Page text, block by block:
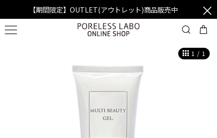
【期間限定】OUTLET(アウトレット)商品販売中
1 / 1